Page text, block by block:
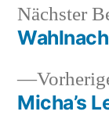
Micha’s
Nächster